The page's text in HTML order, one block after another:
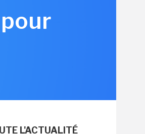
L'ACTUALITÉ